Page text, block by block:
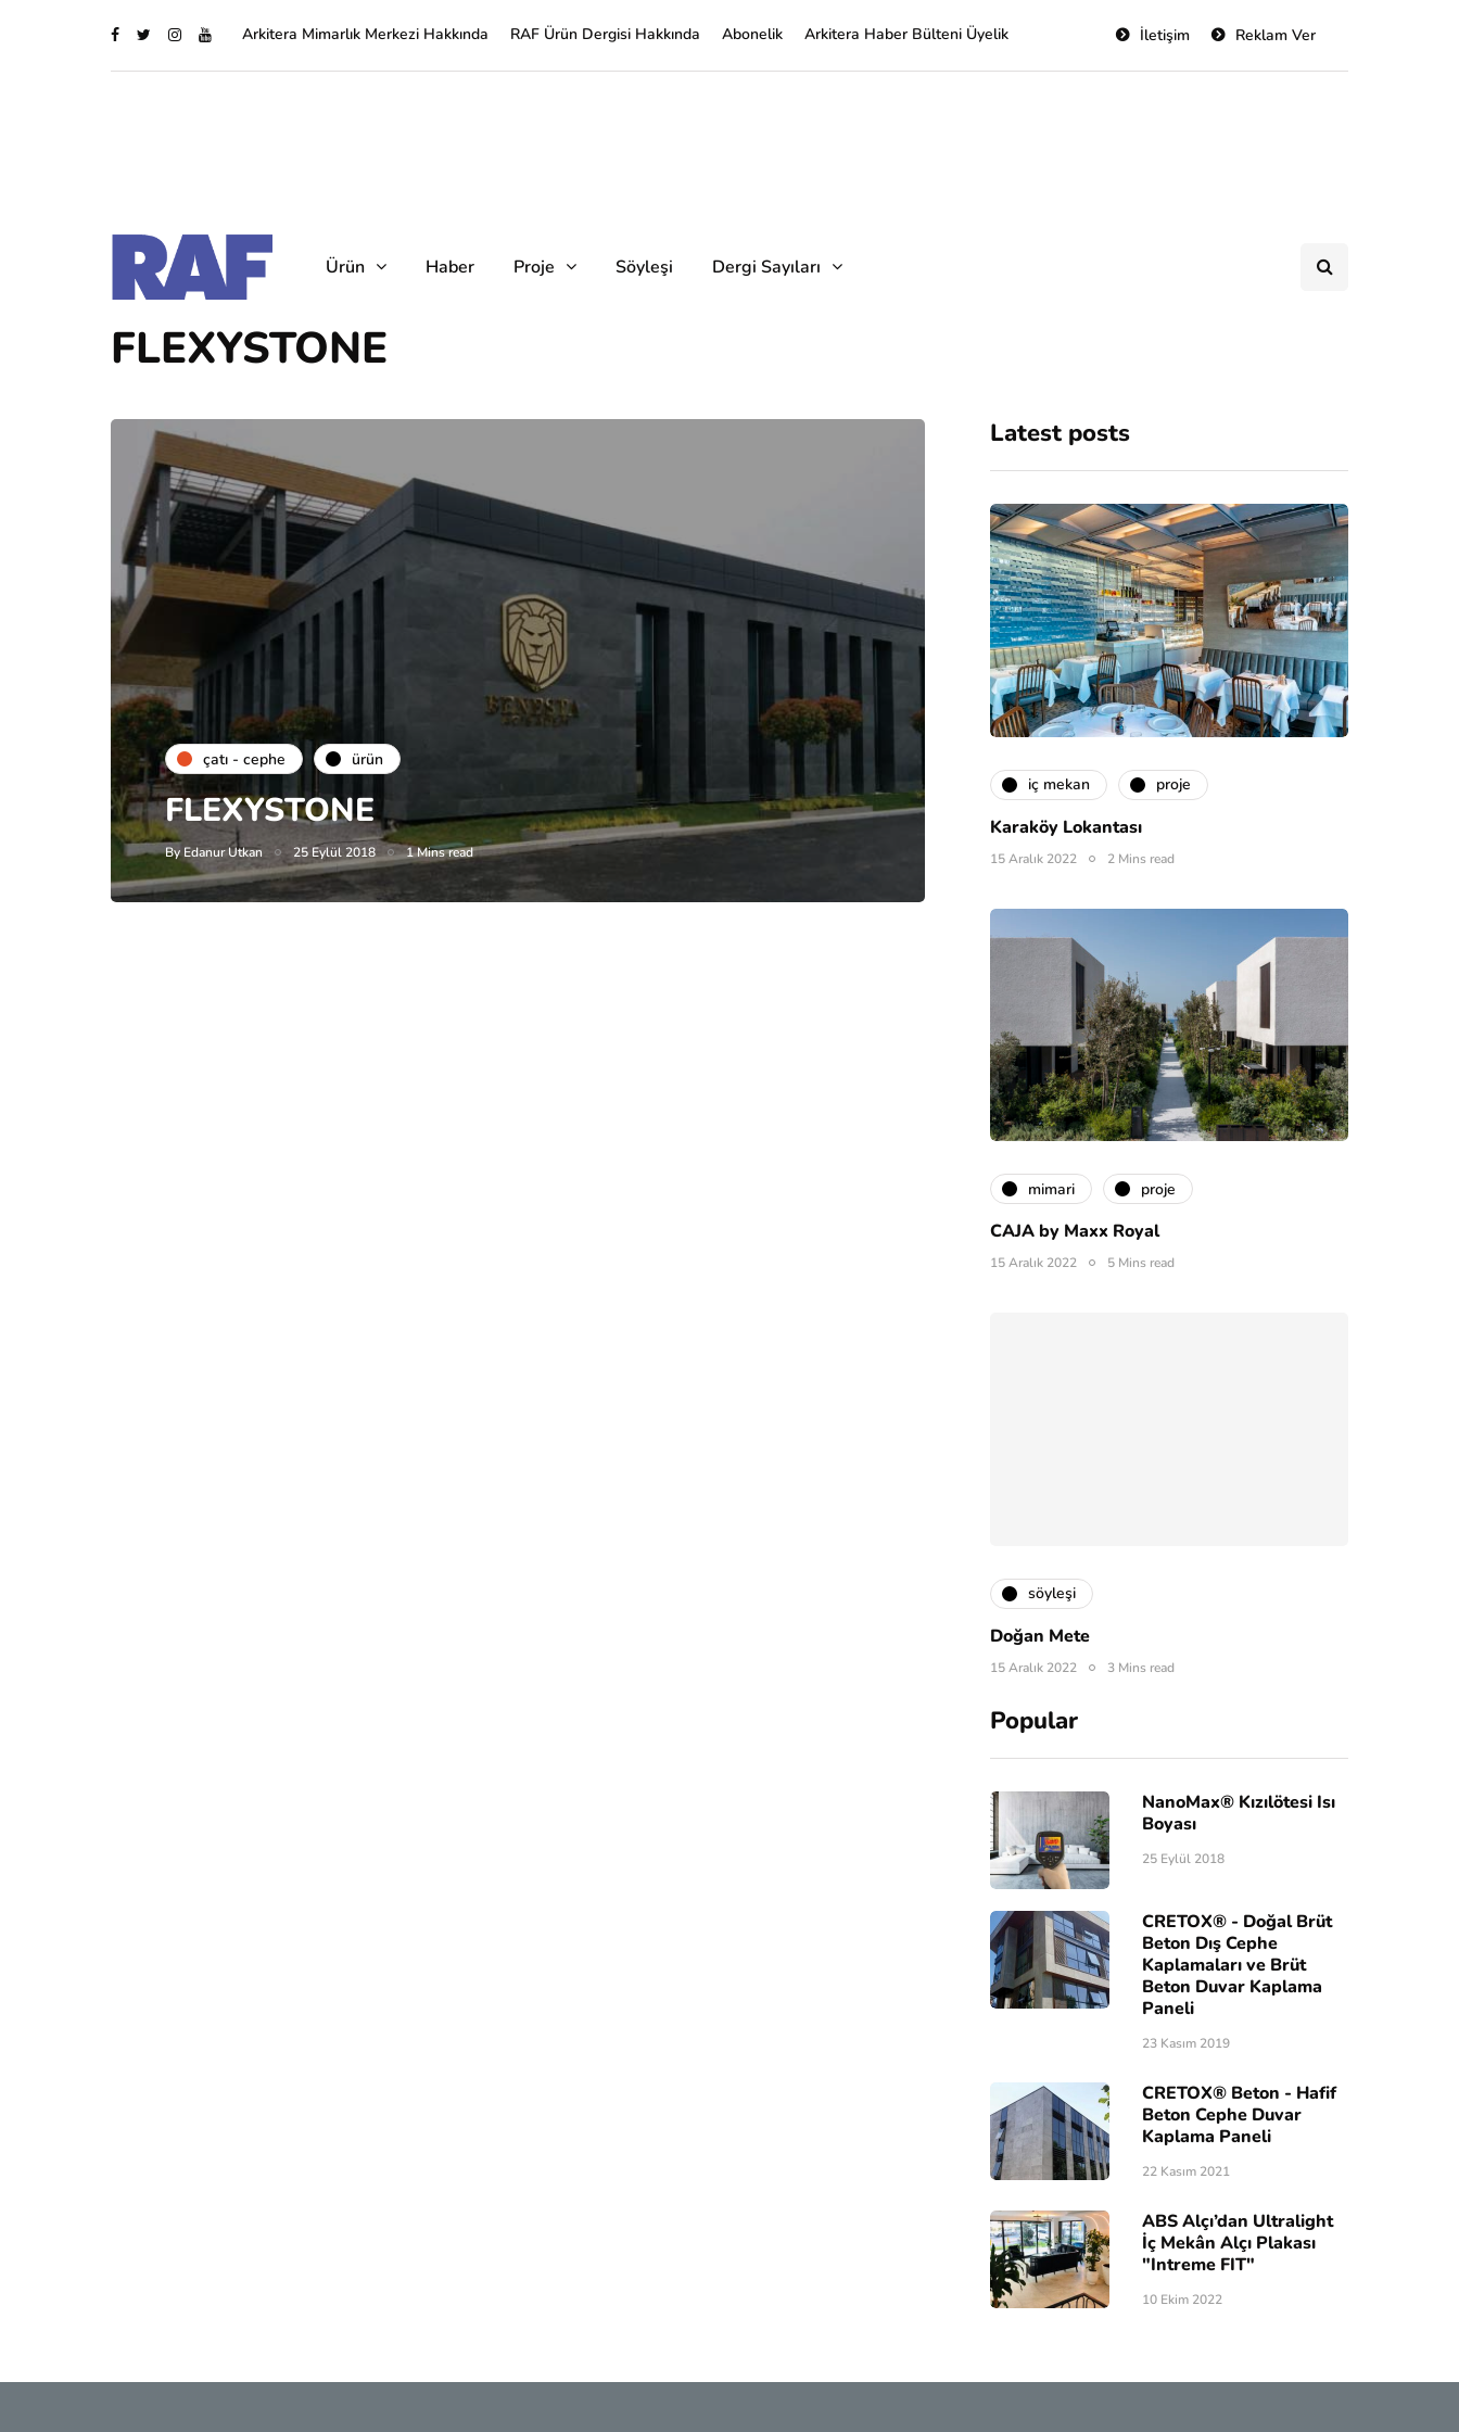
Arkitera Mimarlık Merkezi Hakkında RAF Ürün Dergisi Hakkında Abonelik Arkitera Haber Bülteni Üyelik Reklam Ver
İletişim
Ürün Haber Proje Söyleşi Dergi Sayıları
FLEXYSTONE
çatı - cephe ürün
FLEXYSTONE
ByEdanur Utkan 25 Eylül 2018 1 Mins read
Latest posts
i̇ç mekan proje
Karaköy Lokantası
15 Aralık 2022 2 Mins read
mimari proje
CAJA by Maxx Royal
15 Aralık 2022 5 Mins read
söyleşi
Doğan Mete
15 Aralık 2022 3 Mins read
Popular
NanoMax® Kızılötesi Isı
Boyası
25 Eylül 2018
CRETOX® - Doğal Brüt
Beton Dış Cephe
Kaplamaları ve Brüt
Beton Duvar Kaplama
Paneli
23 Kasım 2019
CRETOX® Beton - Hafif
Beton Cephe Duvar
Kaplama Paneli
22 Kasım 2021
ABS Alçı’dan Ultralight
İç Mekân Alçı Plakası
"Intreme FIT"
10 Ekim 2022